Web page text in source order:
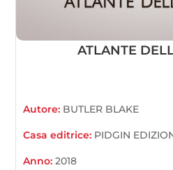
ATLANTE
Autore: BUTLER BLAKE
Casa editrice: PIDGIN
Anno:2018